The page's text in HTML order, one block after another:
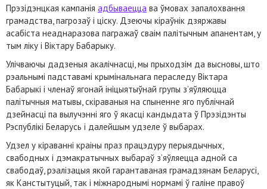
Прэзідэнцкая кампанія адбываецца ва ўмовах запалохвання
грамадства, пагрозаў і ціску. Дзеючы кіраўнік дзяржавы
асабіста неаднаразова пагражаў сваім палітычным апанентам, у
тым ліку і Віктару Бабарыку.
Улічваючы дадзеныя акалічнасці, мы прыходзім да высновы, што
рэальнымі падставамі крымінальнага пераследу Віктара
Бабарыкі і членаў ягонай ініцыятыўнай групы з’яўляюцца
палітычныя матывы, скіраваныя на спыненне яго публічнай
дзейнасці па вылучэнні яго ў якасці кандыдата ў Прэзідэнты
Рэспублікі Беларусь і далейшым удзеле ў выбарах.
Удзел у кіраванні краіны праз працэдуру перыядычных,
свабодных і дэмакратычных выбараў з’яўляецца адной са
свабодаў, рэалізацыя якой гарантаваная грамадзянам Беларусі,
як Канстытуцый, так і міжнароднымі нормамі ў галіне правоў